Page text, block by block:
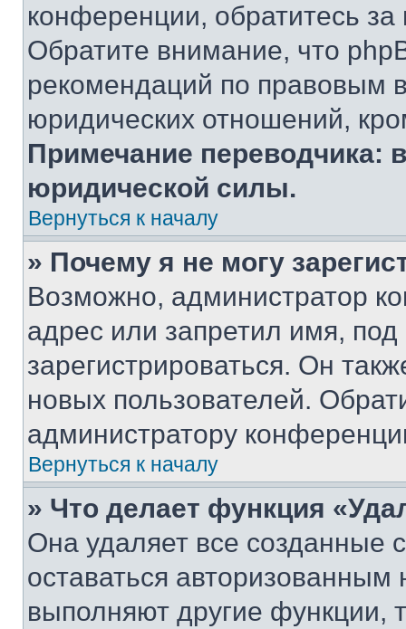
конференции, обратитесь
Обратите внимание, что
рекомендаций по правовым
юридических отношений,
Примечание переводчика:
юридической силы.
Вернуться к началу
» Почему я не могу
Возможно, администратор
адрес или запретил имя,
зарегистрироваться. Он
новых пользователей.
администратору
Вернуться к началу
» Что делает функция
Она удаляет все созданные
оставаться
выполняют другие функции,